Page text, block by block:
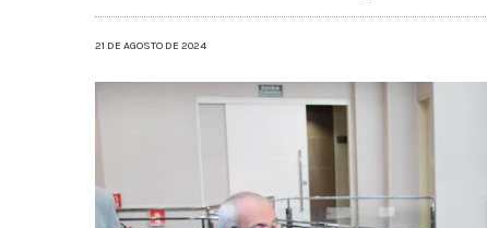
21 DE AGOSTO DE 2024